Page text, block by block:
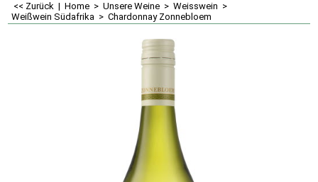
<< Zurück | Home > Unsere Weine > Weisswein >
Weißwein Südafrika > Chardonnay Zonnebloem